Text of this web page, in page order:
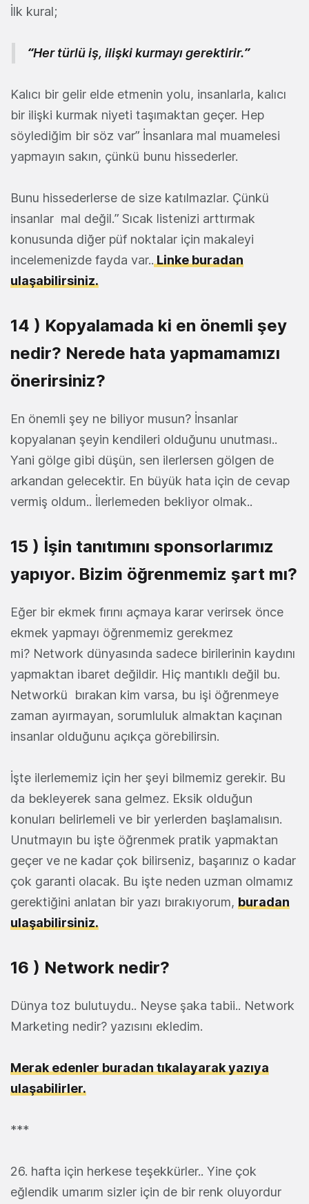
İlk kural;
“Her türlü iş, ilişki kurmayı gerektirir.”
Kalıcı bir gelir elde etmenin yolu, insanlarla, kalıcı
bir ilişki kurmak niyeti taşımaktan geçer. Hep
söylediğim bir söz var” İnsanlara mal muamelesi
yapmayın sakın, çünkü bunu hissederler.
Bunu hissederlerse de size katılmazlar. Çünkü
insanlar mal değil.” Sıcak listenizi arttırmak
konusunda diğer püf noktalar için makaleyi
incelemenizde fayda var.. Linke buradan
ulaşabilirsiniz.
14 ) Kopyalamada ki en önemli şey
nedir? Nerede hata yapmamamızı
önerirsiniz?
En önemli şey ne biliyor musun? İnsanlar
kopyalanan şeyin kendileri olduğunu unutması..
Yani gölge gibi düşün, sen ilerlersen gölgen de
arkandan gelecektir. En büyük hata için de cevap
vermiş oldum.. İlerlemeden bekliyor olmak..
15 ) İşin tanıtımını sponsorlarımız
yapıyor. Bizim öğrenmemiz şart mı?
Eğer bir ekmek fırını açmaya karar verirsek önce
ekmek yapmayı öğrenmemiz gerekmez
mi? Network dünyasında sadece birilerinin kaydını
yapmaktan ibaret değildir. Hiç mantıklı değil bu.
Networkü bırakan kim varsa, bu işi öğrenmeye
zaman ayırmayan, sorumluluk almaktan kaçınan
insanlar olduğunu açıkça görebilirsin.
İşte ilerlememiz için her şeyi bilmemiz gerekir. Bu
da bekleyerek sana gelmez. Eksik olduğun
konuları belirlemeli ve bir yerlerden başlamalısın.
Unutmayın bu işte öğrenmek pratik yapmaktan
geçer ve ne kadar çok bilirseniz, başarınız o kadar
çok garanti olacak. Bu işte neden uzman olmamız
gerektiğini anlatan bir yazı bırakıyorum, buradan
ulaşabilirsiniz.
16 ) Network nedir?
Dünya toz bulutuydu.. Neyse şaka tabii.. Network
Marketing nedir? yazısını ekledim.
Merak edenler buradan tıkalayarak yazıya
ulaşabilirler.
***
26. hafta için herkese teşekkürler.. Yine çok
eğlendik umarım sizler için de bir renk oluyordur